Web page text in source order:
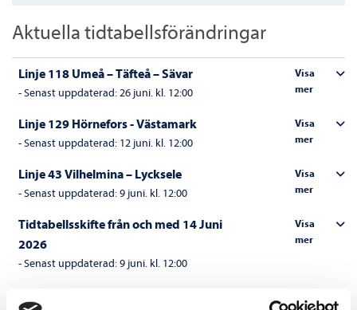
Aktuella tidtabellsförändringar
Linje 118 Umeå – Täfteå – Sävar
-Senast uppdaterad:26 juni. kl. 12:00
Visa
mer
Linje 129 Hörnefors - Västamark
-Senast uppdaterad: 12 juni. kl. 12:00
Visa
mer
Linje 43 Vilhelmina – Lycksele
-Senast uppdaterad:9 juni. kl. 12:00
Visa
mer
Tidtabellsskifte från och med 14 Juni
2026
-Senast uppdaterad:9 juni. kl. 12:00
Visa
mer